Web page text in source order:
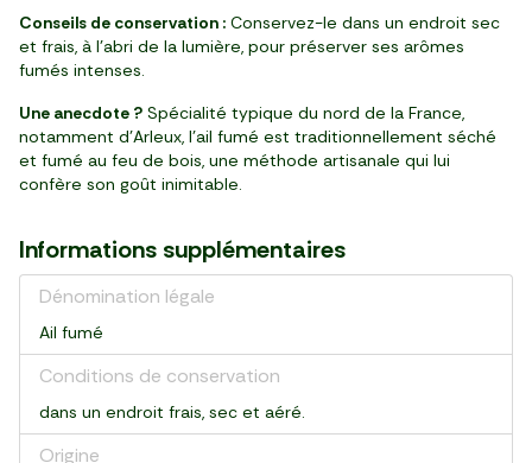
Conseils de conservation : Conservez-le dans un endroit sec
et frais, à l’abri de la lumière, pour préserver ses arômes
fumés intenses.
Une anecdote ? Spécialité typique du nord de la France,
notamment d’Arleux, l’ail fumé est traditionnellement séché
et fumé au feu de bois, une méthode artisanale qui lui
confère son goût inimitable.
Informations supplémentaires
Dénomination légale
Ail fumé
Conditions de conservation
dans un endroit frais, sec et aéré.
Origine